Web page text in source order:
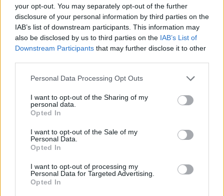
your opt-out. You may separately opt-out of the further
disclosure of your personal information by third parties on the
IAB’s list of downstream participants. This information may
also be disclosed by us to third parties on the IAB’s List of
Downstream Participants that may further disclose it to other
Personal Data Processing Opt Outs
I want to opt-out of the Sharing of my
personal data.
Opted In
I want to opt-out of the Sale of my
Personal Data.
Opted In
I want to opt-out of processing my
Personal Data for Targeted Advertising.
Opted In
Sarandë, gjykata cakton masat
për pesë të arrestuarit e kapur
me armë në Gjashtë
shtëpiak pas 17 ditësh nëse